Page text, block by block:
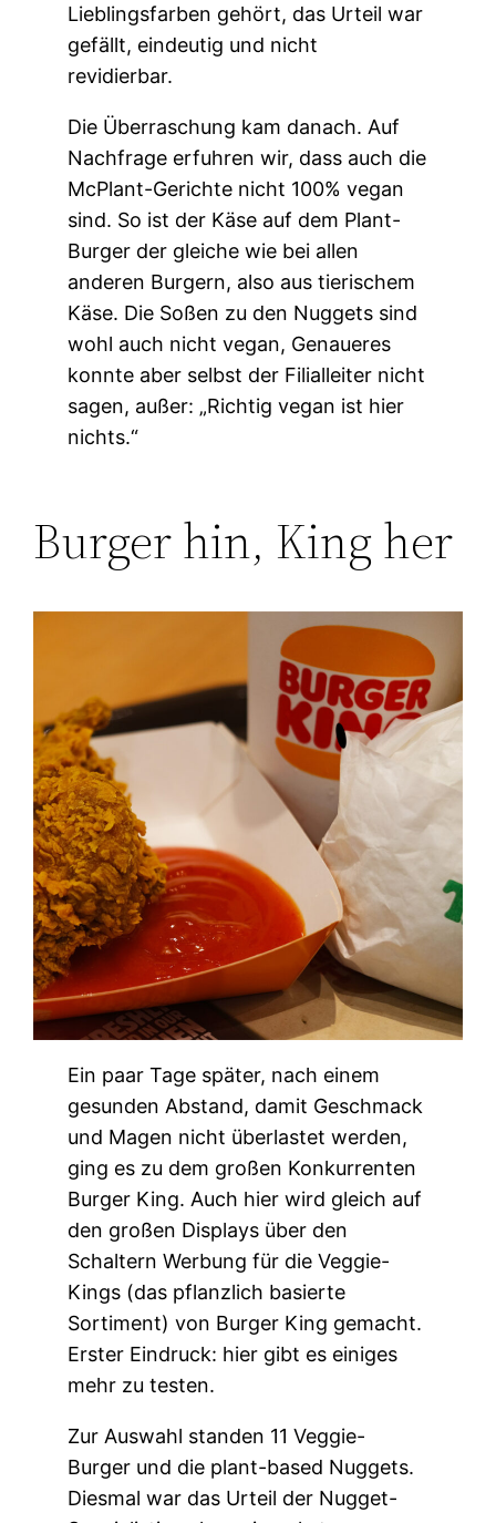
Lieblingsfarben gehört, das Urteil war
gefällt, eindeutig und nicht
revidierbar.
Die Überraschung kam danach. Auf
Nachfrage erfuhren wir, dass auch die
McPlant-Gerichte nicht 100% vegan
sind. So ist der Käse auf dem Plant-
Burger der gleiche wie bei allen
anderen Burgern, also aus tierischem
Käse. Die Soßen zu den Nuggets sind
wohl auch nicht vegan, Genaueres
konnte aber selbst der Filialleiter nicht
sagen, außer: „Richtig vegan ist hier
nichts.“
Burger hin, King her
Ein paar Tage später, nach einem
gesunden Abstand, damit Geschmack
und Magen nicht überlastet werden,
ging es zu dem großen Konkurrenten
Burger King. Auch hier wird gleich auf
den großen Displays über den
Schaltern Werbung für die Veggie-
Kings (das pflanzlich basierte
Sortiment) von Burger King gemacht.
Erster Eindruck: hier gibt es einiges
mehr zu testen.
Zur Auswahl standen 11 Veggie-
Burger und die plant-based Nuggets.
Diesmal war das Urteil der Nugget-